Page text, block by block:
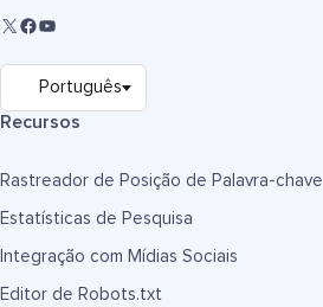
Recursos
Rastreador de Posição de Palavra-chave
Estatísticas de Pesquisa
Integração com Mídias Sociais
Editor de Robots.txt